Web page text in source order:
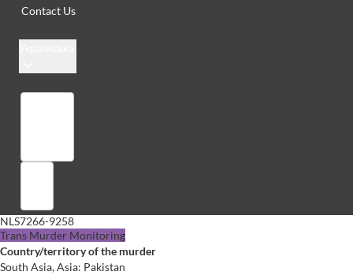
Contact Us
NLS7266-9258
Trans Murder Monitoring
Country/territory of the murder
South Asia, Asia: Pakistan